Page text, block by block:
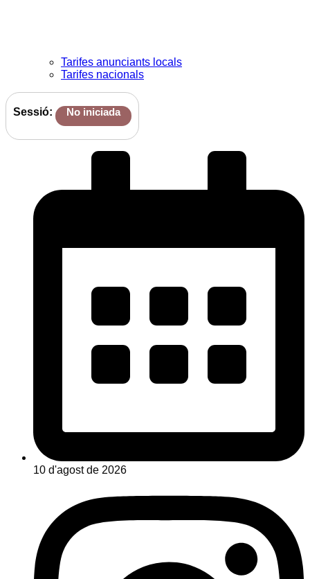
Tarifes anunciants locals
Tarifes nacionals
Sessió: No iniciada
10 d'agost de 2026